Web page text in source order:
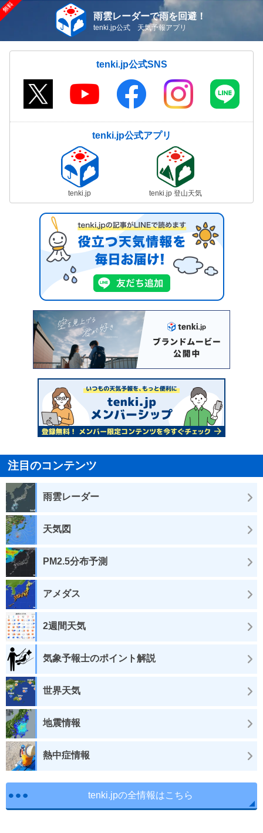
雨雲レーダーで雨を回避！
tenki.jp公式 天気予報アプリ
tenki.jp公式SNS
tenki.jp公式アプリ
tenki.jp tenki.jp 登山天気
注目のコンテンツ
雨雲レーダー
天気図
PM2.5分布予測
アメダス
2週間天気
気象予報士のポイント解説
世界天気
地震情報
熱中症情報
tenki.jpの全情報はこちら